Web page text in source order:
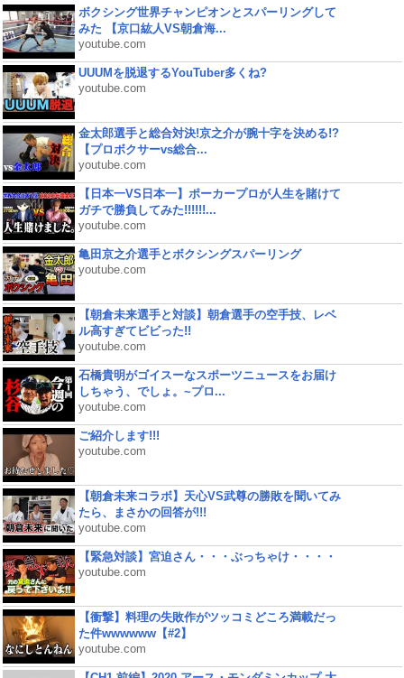
ボクシング世界チャンピオンとスパーリングして
みた 【京口紘人VS朝倉海...
youtube.com
UUUMを脱退するYouTuber多くね?
youtube.com
金太郎選手と総合対決!京之介が腕十字を決める!?
【プロボクサーvs総合...
youtube.com
【日本一VS日本一】ポーカープロが人生を賭けて
ガチで勝負してみた!!!!!!...
youtube.com
亀田京之介選手とボクシングスパーリング
youtube.com
【朝倉未来選手と対談】朝倉選手の空手技、レベ
ル高すぎてビビった!!
youtube.com
石橋貴明がゴイスーなスポーツニュースをお届け
しちゃう、でしょ。~プロ...
youtube.com
ご紹介します!!!
youtube.com
【朝倉未来コラボ】天心VS武尊の勝敗を聞いてみ
たら、まさかの回答が!!!
youtube.com
【緊急対談】宮迫さん・・・ぶっちゃけ・・・・
youtube.com
【衝撃】料理の失敗作がツッコミどころ満載だっ
た件wwwwww【#2】
youtube.com